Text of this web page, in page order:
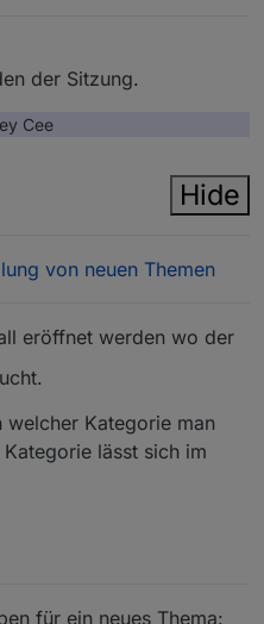
der Sitzung.
Cee
Hide
von neuen Themen
eröffnet werden wo der
welcher Kategorie man
lässt sich im
für ein neues Thema: